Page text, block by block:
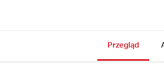
Przegląd